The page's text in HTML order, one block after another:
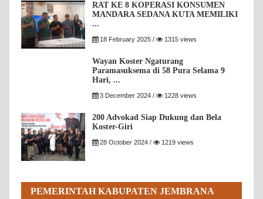
RAT KE 8 KOPERASI KONSUMEN
MANDARA SEDANA KUTA MEMILIKI
...
18 February 2025 / 1315 views
Wayan Koster Ngaturang
Paramasuksema di 58 Pura Selama 9
Hari, ...
3 December 2024 / 1228 views
200 Advokad Siap Dukung dan Bela
Koster-Giri
28 October 2024 / 1219 views
PEMERINTAH KABUPATEN JEMBRANA